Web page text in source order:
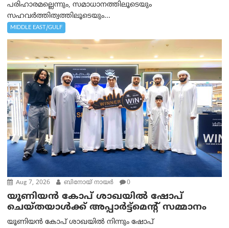
പരിഹാരമല്ലെന്നും, സമാധാനത്തിലൂടെയും
സഹവര്‍ത്തിത്വത്തിലൂടെയും...
MIDDLE EAST/GULF
Aug 7, 2026 ബിനോയ് നായര്‍ 0
യൂണിയൻ കോപ് ശാഖയിൽ ഷോപ്
ചെയ്തയാൾക്ക് അപ്പാർട്ട്മെന്റ് സമ്മാനം
യൂണിയൻ കോപ് ശാഖയിൽ നിന്നും ഷോപ്